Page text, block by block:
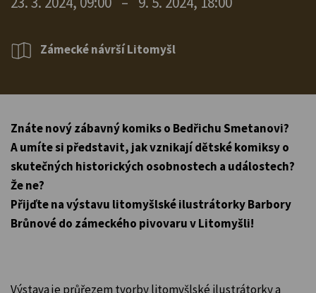
Zámecké návrší Litomyšl
Znáte nový zábavný komiks o Bedřichu Smetanovi?
A umíte si představit, jak vznikají dětské komiksy o
skutečných historických osobnostech a událostech?
Že ne?
Přijďte na výstavu litomyšlské ilustrátorky Barbory
Brůnové do zámeckého pivovaru v Litomyšli!
Výstava je průřezem tvorby litomyšlské ilustrátorky a